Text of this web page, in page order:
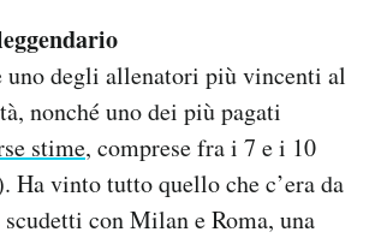
uno degli allenatori più vincenti al
nonché uno dei più pagati
stime, comprese fra i 7 e i 10
vinto tutto quello che c’era da
con Milan e Roma, una